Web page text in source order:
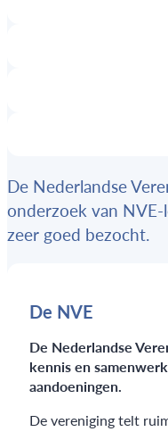
De Nederlandse
onderzoek van
zeer goed bezocht.
De NVE
De Nederlandse
kennis en
aandoeningen.
De vereniging telt